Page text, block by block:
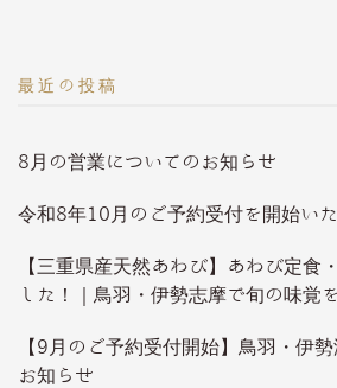
最近の投稿
8月の営業についてのお知らせ
令和8年10月のご予約受付を開始い
【三重県産天然あわび】あわび定食
した！｜鳥羽・伊勢志摩で旬の味覚
【9月のご予約受付開始】鳥羽・伊
お知らせ